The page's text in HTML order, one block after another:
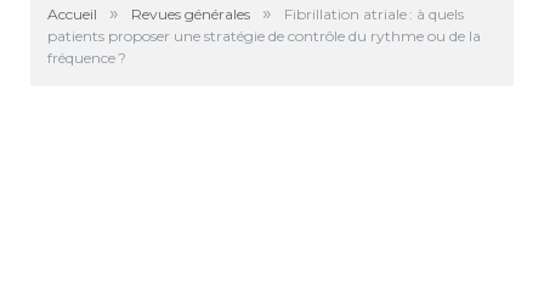
Accueil » Revues générales »
Fibrillation atriale : à quels
patients proposer une stratégie de contrôle du rythme ou de la
fréquence ?